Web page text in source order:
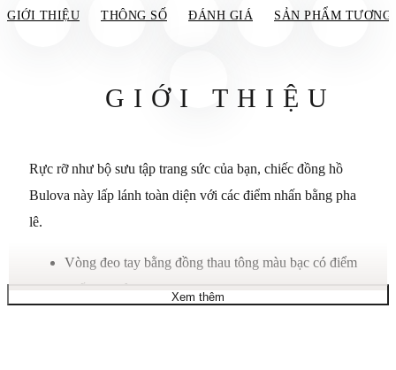
GIỚI THIỆU THÔNG SỐ ĐÁNH GIÁ SẢN PHẨM TƯƠNG
GIỚI THIỆU
Rực rỡ như bộ sưu tập trang sức của bạn, chiếc đồng hồ
Bulova này lấp lánh toàn diện với các điểm nhấn bằng pha
lê.
Vòng đeo tay bằng đồng thau tông màu bạc có điểm
nhấn pha lê
Xem thêm